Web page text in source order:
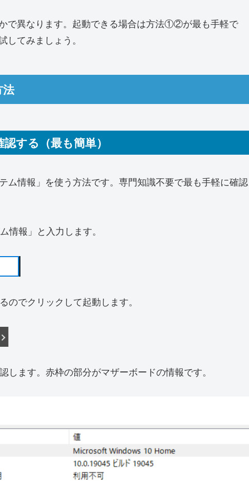
で異なります。起動できる場合は方法①②が最も手軽で
てみましょう。
法
する（最も簡単）
ム情報」を使う方法です。専門知識不要で最も手軽に確認
情報」と入力します。
のでクリックして起動します。
します。赤枠の部分がマザーボードの情報です。